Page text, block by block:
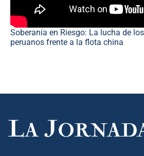
Soberanía en Riesgo: La lucha de
peruanos frente a la flota china